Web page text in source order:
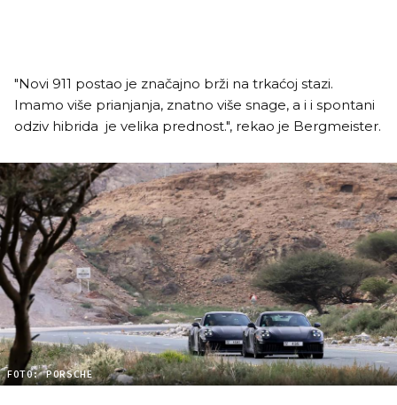
"Novi 911 postao je značajno brži na trkaćoj stazi.
Imamo više prianjanja, znatno više snage, a i i spontani
odziv hibrida je velika prednost.", rekao je Bergmeister.
FOTO: PORSCHE